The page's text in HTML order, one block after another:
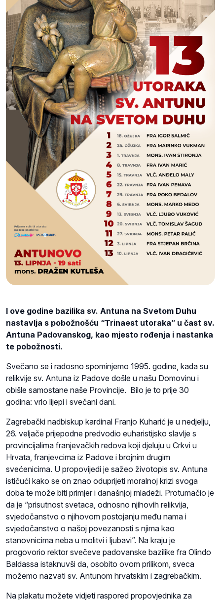
I ove godine bazilika sv. Antuna na Svetom Duhu
nastavlja s pobožnošću “Trinaest utoraka” u čast sv.
Antuna Padovanskog, kao mjesto rođenja i nastanka
te pobožnosti.
Svečano se i radosno spominjemo 1995. godine, kada su
relikvije sv. Antuna iz Padove došle u našu Domovinu i
obišle samostane naše Provincije. Bilo je to prije 30
godina: vrlo lijepi i svečani dani.
Zagrebački nadbiskup kardinal Franjo Kuharić je u nedjelju,
26. veljače prijepodne predvodio euharistijsko slavlje s
provincijalima franjevačkih redova koji djeluju u Crkvi u
Hrvata, franjevcima iz Padove i brojnim drugim
svećenicima. U propovijedi je sažeo životopis sv. Antuna
ističući kako se on znao oduprijeti moralnoj krizi svoga
doba te može biti primjer i današnjoj mladeži. Protumačio je
da je “prisutnost svetaca, odnosno njihovih relikvija,
svjedočanstvo o njihovom postojanju među nama i
svjedočanstvo o našoj povezanosti s njima kao
stanovnicima neba u molitvi i ljubavi”. Na kraju je
progovorio rektor svečeve padovanske bazilike fra Olindo
Baldassa istaknuvši da, osobito ovom prilikom, sveca
možemo nazvati sv. Antunom hrvatskim i zagrebačkim.
Na plakatu možete vidjeti raspored propovjednika za